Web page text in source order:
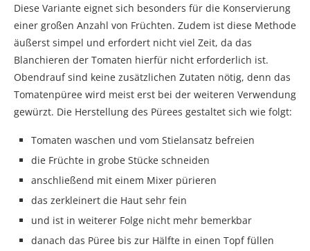
Diese Variante eignet sich besonders für die Konservierung
einer großen Anzahl von Früchten. Zudem ist diese Methode
äußerst simpel und erfordert nicht viel Zeit, da das
Blanchieren der Tomaten hierfür nicht erforderlich ist.
Obendrauf sind keine zusätzlichen Zutaten nötig, denn das
Tomatenpüree wird meist erst bei der weiteren Verwendung
gewürzt. Die Herstellung des Pürees gestaltet sich wie folgt:
Tomaten waschen und vom Stielansatz befreien
die Früchte in grobe Stücke schneiden
anschließend mit einem Mixer pürieren
das zerkleinert die Haut sehr fein
und ist in weiterer Folge nicht mehr bemerkbar
danach das Püree bis zur Hälfte in einen Topf füllen